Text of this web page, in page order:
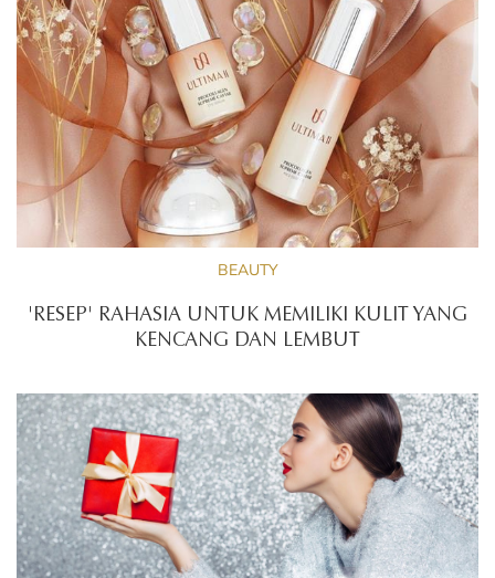
BEAUTY
'RESEP' RAHASIA UNTUK MEMILIKI KULIT YANG
KENCANG DAN LEMBUT